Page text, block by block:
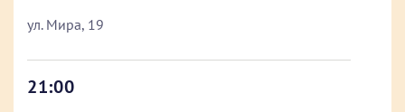
ул. Мира, 19
21:00